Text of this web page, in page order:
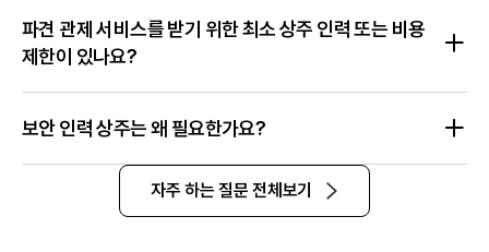
파견 관제 서비스를 받기 위한 최소 상주 인력 또는 비용
제한이 있나요?
보안 인력 상주는 왜 필요한가요?
자주 하는 질문 전체보기